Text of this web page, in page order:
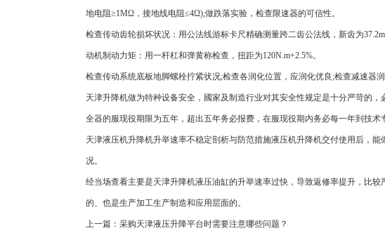
地电阻≥1MΩ，接地线电阻≤4Ω);做跌落实验，检查限速器的可信性。
检查传动齿轮损坏状况：用公法线游标卡尺精确测量跨二齿公法线，新齿为
动机制动力矩：用一杆杠和弹黄称检查，扭距为120N.m+2.5%。
检查传动系统底板地脚螺栓拧紧状况;检查各润化位置，应润化优良;检查减速器
天津升降机做为特种设备安全，國家及制造行业对其安全性规定是十分严苛的
全器的服现役期限为五年，超出五年务必报费，在服现役期内务必每一年到技术
天津液压机升降机升举速率不稳定剖析与防范措施液压机升降机交付使用后，
况。
经当场查看主要是天津升降机液压油缸的升举速率过快，导致返修率提升，比
的、也是生产加工生产制造和应用层面的。
上一篇： 采购天津液压升降平台时需要注意哪些问题？